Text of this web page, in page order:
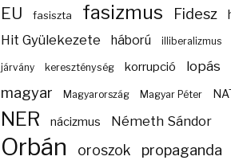
EU fasiszta fasizmus Fidesz
Hit Gyülekezete háború illiberalizmus
járvány kereszténység korrupció lopás
magyar Magyarország Magyar Péter
NER nácizmus Németh Sándor
Orbán oroszok propaganda